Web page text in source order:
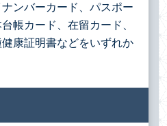
ンバーカード、パスポー
帳カード、在留カード、
康証明書などをいずれか